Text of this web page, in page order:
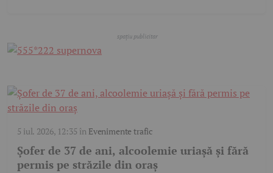
5 iul. 2026, 12:35 în Evenimente trafic
Șofer de 37 de ani, alcoolemie uriașă și fără
permis pe străzile din oraș